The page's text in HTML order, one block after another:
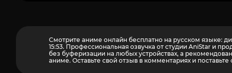
Смотрите аниме онлайн бесплатно на русском языке:
15:53. Профессиональная озвучка от студии AniStar и
без буферизации на любых устройствах, а
аниме. Оставьте свой отзыв в комментариях и